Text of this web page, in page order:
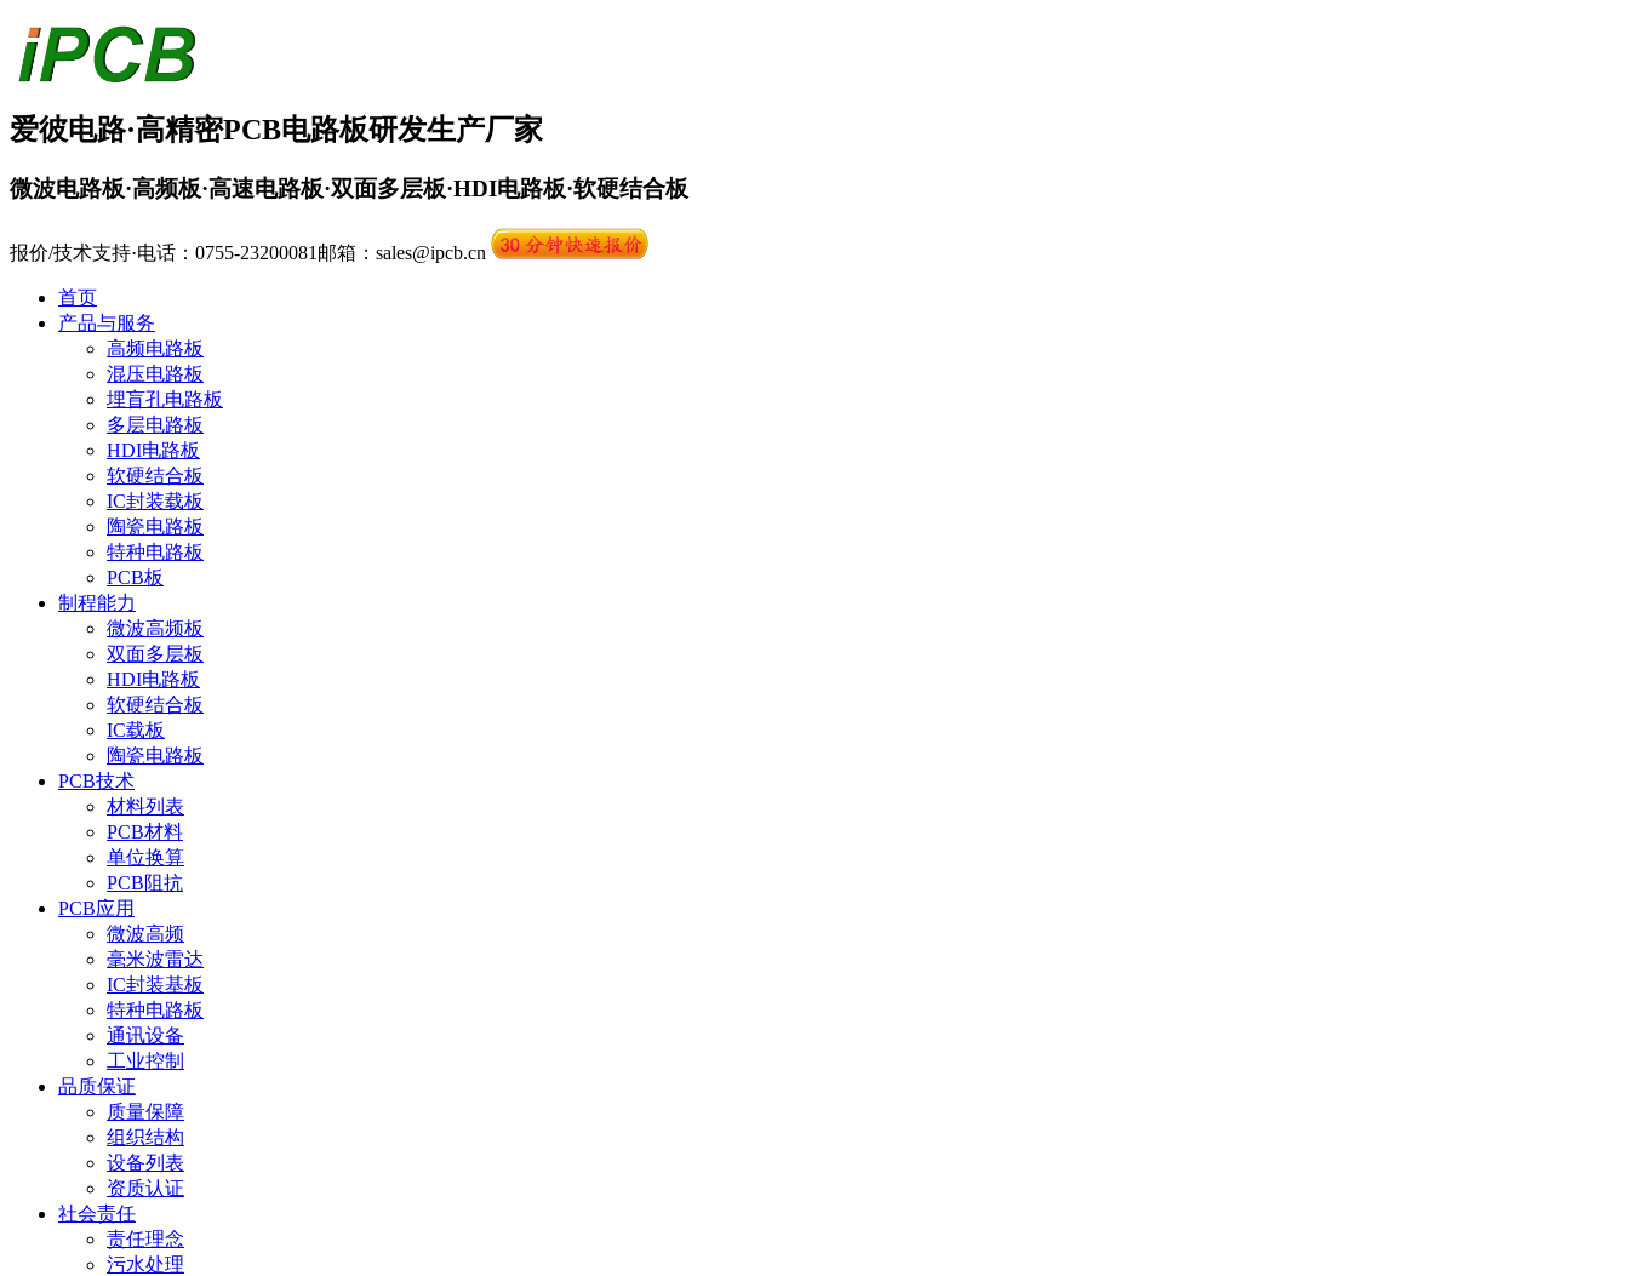
爱彼电路·高精密PCB电路板研发生产厂家
微波电路板·高频板·高速电路板·双面多层板·HDI电路板·软硬结合板
报价/技术支持·电话：0755-23200081 邮箱：sales@ipcb.cn
首页
产品与服务
高频电路板
混压电路板
埋盲孔电路板
多层电路板
HDI电路板
软硬结合板
IC封装载板
陶瓷电路板
特种电路板
PCB板
制程能力
微波高频板
双面多层板
HDI电路板
软硬结合板
IC载板
陶瓷电路板
PCB技术
材料列表
PCB材料
单位换算
PCB阻抗
PCB应用
微波高频
毫米波雷达
IC封装基板
特种电路板
通讯设备
工业控制
品质保证
质量保障
组织结构
设备列表
资质认证
社会责任
责任理念
污水处理